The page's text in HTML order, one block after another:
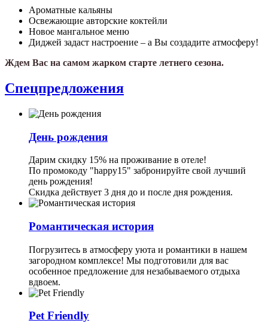
Ароматные кальяны
Освежающие авторские коктейли
Новое мангальное меню
Диджей задаст настроение – а Вы создадите атмосферу!
Ждем Вас на самом жарком старте летнего сезона.
Спецпредложения
День рождения
Дарим скидку 15% на проживание в отеле!
По промокоду "happy15" забронируйте свой лучший
день рождения!
Скидка действует 3 дня до и после дня рождения.
Романтическая история
Погрузитесь в атмосферу уюта и романтики в нашем
загородном комплексе! Мы подготовили для вас
особенное предложение для незабываемого отдыха
вдвоем.
Pet Friendly